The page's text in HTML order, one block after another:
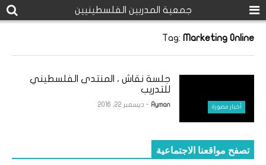
جمعية المدربين الفلسطينيين
Tag: Marketing Online
أخبار مصورة
جلسة نقاش ، المنتدى الفلسطيني
للتدريب
Ayman - ديسمبر 22, 2016
تصفح مواقعنا الاجتماعية